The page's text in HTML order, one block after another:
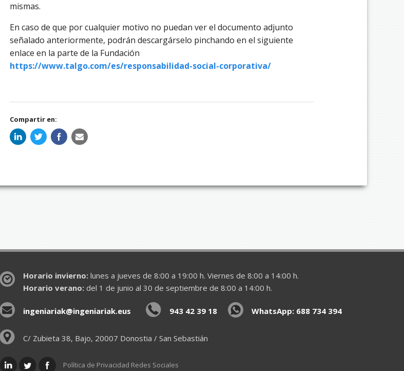
mismas.
En caso de que por cualquier motivo no puedan ver el documento adjunto
señalado anteriormente, podrán descargárselo pinchando en el siguiente
enlace en la parte de la Fundación
https://www.talgo.com/es/responsabilidad-social-corporativa/
Compartir en:
Horario invierno:lunes a jueves de 8:00 a 19:00 h. Viernes de 8:00 a 14:00 h.
Horario verano:del 1 de junio al 30 de septiembre de 8:00 a 14:00 h.
ingeniariak@ingeniariak.eus 943 42 39 18 WhatsApp: 688 734 394
C/ Zubieta 38, Bajo, 20007 Donostia / San Sebastián
Política de Privacidad Redes Sociales